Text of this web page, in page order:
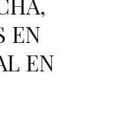
EN
EN